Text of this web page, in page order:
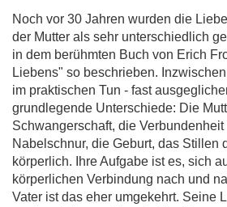
Noch vor 30 Jahren wurden die
der Mutter als sehr unterschiedlich
in dem berühmten Buch von Erich
Liebens" so beschrieben.
im praktischen Tun - fast
grundlegende Unterschiede: Die
Schwangerschaft, die
Nabelschnur, die Geburt, das Stillen
körperlich. Ihre Aufgabe ist es, sich
körperlichen Verbindung nach und
Vater ist das eher umgekehrt. Seine